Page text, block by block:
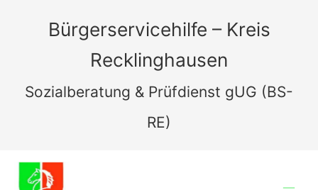
Bürgerservicehilfe – Kreis
Recklinghausen
Sozialberatung & Prüfdienst gUG (BS-
RE)